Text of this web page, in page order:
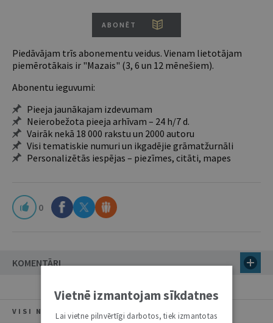
ABONĒT
Piedāvājam trīs abonementu veidus. Vienam lietotājam
piemērotākais ir "Mazais" (3, 6 un 12 mēnešiem).
Abonentu ieguvumi:
Pieeja jaunākajam izdevumam
Neierobežota pieeja arhīvam – 24 h/7 d.
Vairāk nekā 18 000 rakstu un 2000 autoru
Visi tematiskie numuri un ikgadējie grāmatžurnāli
Personalizētās iespējas – piezīmes, citāti, mapes
0
KOMENTĀRI
VISI NUMURA RAKSTI
Vietnē izmantojam sīkdatnes
Lai vietne pilnvērtīgi darbotos, tiek izmantotas